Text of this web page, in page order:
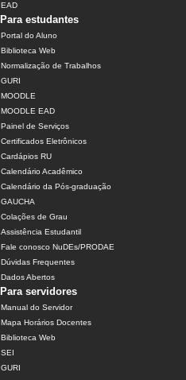
EAD
Para estudantes
Portal do Aluno
Biblioteca Web
Normalização de Trabalhos
GURI
MOODLE
MOODLE EAD
Painel de Serviços
Certificados Eletrônicos
Cardápios RU
Calendário Acadêmico
Calendário da Pós-graduação
GAUCHA
Colações de Grau
Assistência Estudantil
Fale conosco NuDEs/PRODAE
Dúvidas Frequentes
Dados Abertos
Para servidores
Manual do Servidor
Mapa Horários Docentes
Biblioteca Web
SEI
GURI